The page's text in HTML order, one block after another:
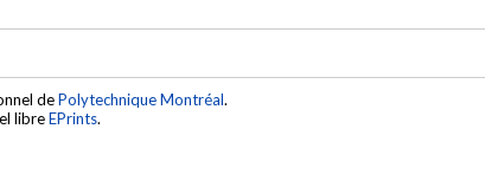
dePolytechnique Montréal.
libreEPrints.